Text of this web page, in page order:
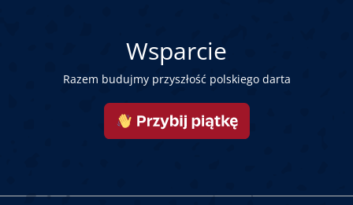
Wsparcie
Razem budujmy przyszłość polskiego darta